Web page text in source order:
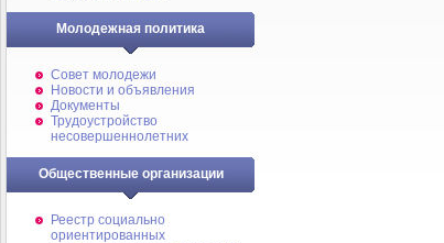
Молодежная политика
Совет молодежи
Новости и объявления
Документы
Трудоустройство
несовершеннолетних
Общественные организации
Реестр социально
ориентированных